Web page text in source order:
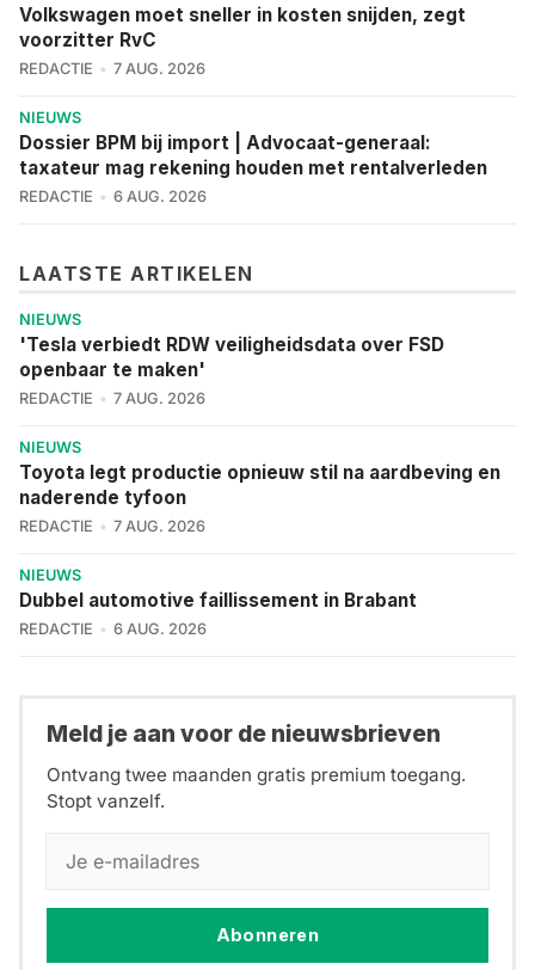
Volkswagen moet sneller in kosten snijden, zegt
voorzitter RvC
REDACTIE 7 AUG. 2026
NIEUWS
Dossier BPM bij import | Advocaat-generaal:
taxateur mag rekening houden met rentalverleden
REDACTIE 6 AUG. 2026
LAATSTE ARTIKELEN
NIEUWS
'Tesla verbiedt RDW veiligheidsdata over FSD
openbaar te maken'
REDACTIE 7 AUG. 2026
NIEUWS
Toyota legt productie opnieuw stil na aardbeving en
naderende tyfoon
REDACTIE 7 AUG. 2026
NIEUWS
Dubbel automotive faillissement in Brabant
REDACTIE 6 AUG. 2026
Meld je aan voor de nieuwsbrieven
Ontvang twee maanden gratis premium toegang.
Stopt vanzelf.
Abonneren